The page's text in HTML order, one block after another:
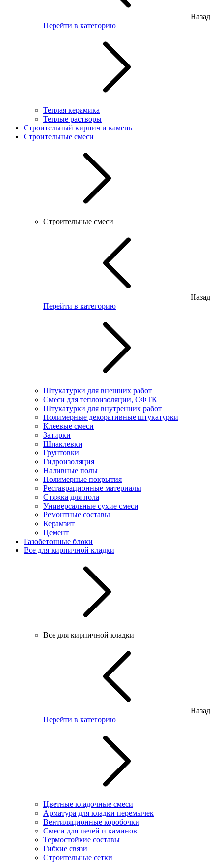
Назад
Перейти в категорию
Теплая керамика
Теплые растворы
Строительный кирпич и камень
Строительные смеси
Строительные смеси
Назад
Перейти в категорию
Штукатурки для внешних работ
Смеси для теплоизоляции, СФТК
Штукатурки для внутренних работ
Полимерные декоративные штукатурки
Клеевые смеси
Затирки
Шпаклевки
Грунтовки
Гидроизоляция
Наливные полы
Полимерные покрытия
Реставрационные материалы
Стяжка для пола
Универсальные сухие смеси
Ремонтные составы
Керамзит
Цемент
Газобетонные блоки
Все для кирпичной кладки
Все для кирпичной кладки
Назад
Перейти в категорию
Цветные кладочные смеси
Арматура для кладки перемычек
Вентиляционные коробочки
Смеси для печей и каминов
Термостойкие составы
Гибкие связи
Строительные сетки